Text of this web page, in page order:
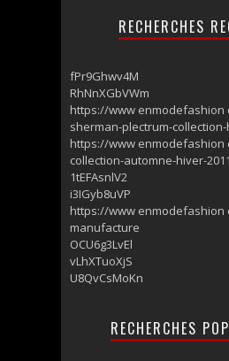
RECHERCHES
fPr9Ghwv4M
RhNnXGbVWm
https://www enmodefashion
sherman-plectrum-collection-
https://www enmodefashion
collection-automne-hiver-2011
1tEFAsnlV2
i3IGyb8uVP
https://www enmodefashion
manufacture
OCU6g3LvEl
vLhXTuoXjS
U8QvCsMoKn
RECHERCHES